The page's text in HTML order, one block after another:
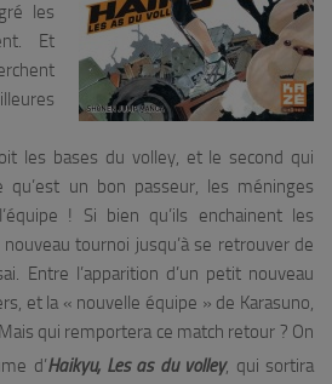
les
Et
les bases du volley, et le second qui
un bon passeur, les méninges
! Si bien qu’ils enchainent les
tournoi jusqu’à se retrouver de
Entre l’apparition d’un petit nouveau
et la « nouvelle équipe » de Karasuno,
qui remportera ce match retour ? On
d’Haikyu, Les as du volley, qui sortira